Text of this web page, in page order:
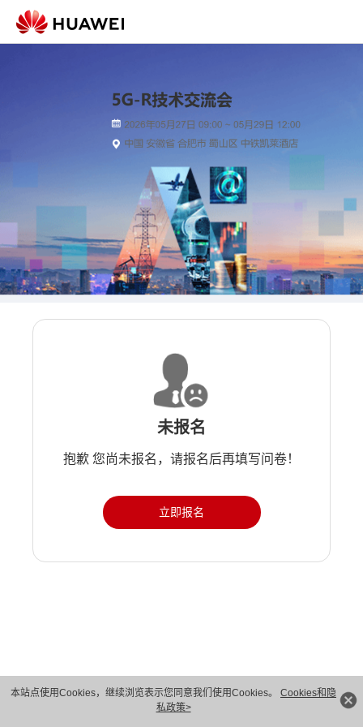
本站点使用Cookies，继续浏览表示您同意我们使用Cookies。 Cookies和隐
私政策>
未报名
抱歉 您尚未报名，请报名后再填写问卷！
立即报名
版权所有 © 华为技术有限公司 1998-2026。 保留一切权利。粤A2-20044005号
隐私保护
法律声明